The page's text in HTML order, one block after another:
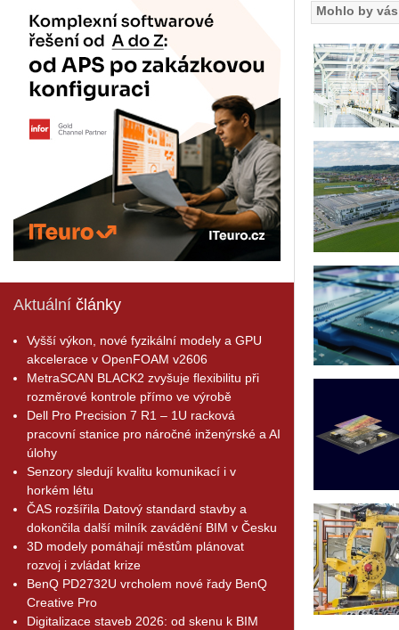
Aktuální články
Vyšší výkon, nové fyzikální modely a GPU
akcelerace v OpenFOAM v2606
MetraSCAN BLACK2 zvyšuje flexibilitu při
rozměrové kontrole přímo ve výrobě
Dell Pro Precision 7 R1 – 1U racková
pracovní stanice pro náročné inženýrské a AI
úlohy
Senzory sledují kvalitu komunikací i v
horkém létu
ČAS rozšířila Datový standard stavby a
dokončila další milník zavádění BIM v Česku
3D modely pomáhají městům plánovat
rozvoj i zvládat krize
BenQ PD2732U vrcholem nové řady BenQ
Creative Pro
Digitalizace staveb 2026: od skenu k BIM
Mohlo by